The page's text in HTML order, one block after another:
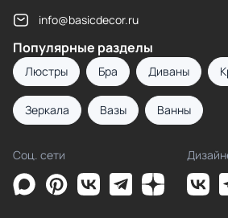
info@basicdecor.ru
Популярные разделы
Люстры Бра Диваны
Зеркала Вазы Ванны
Соц. сети